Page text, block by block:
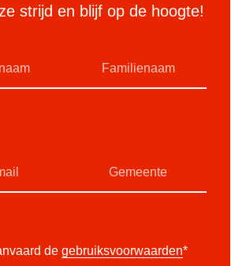
strijd en blijf op de hoogte!
de gebruiksvoorwaarden*